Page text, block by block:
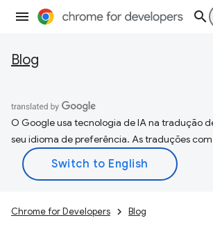
Blog
O Google usa tecnologia de IA na tradução
seu idioma de preferência. As traduções
Chrome for Developers Blog